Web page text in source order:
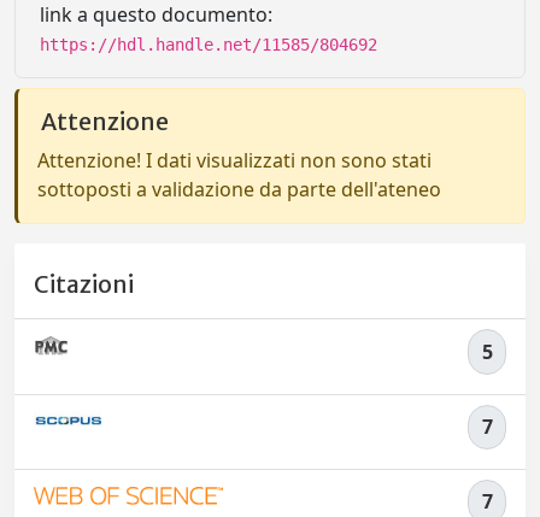
link a questo documento:
https://hdl.handle.net/11585/804692
Attenzione
Attenzione! I dati visualizzati non sono stati
sottoposti a validazione da parte dell'ateneo
Citazioni
5
7
7